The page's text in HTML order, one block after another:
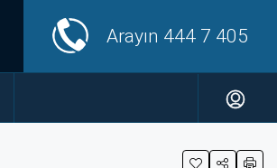
Arayın 444 7 405